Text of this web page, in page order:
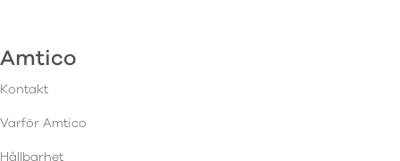
Amtico
Kontakt
Varför Amtico
Hållbarhet